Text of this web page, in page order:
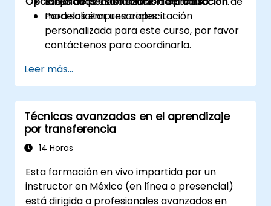
modelos empresariales.
Para solicitar una capacitación
personalizada para este curso, por favor
contáctenos para coordinarla.
Leer más...
Técnicas avanzadas en el aprendizaje
por transferencia
14 Horas
Esta formación en vivo impartida por un
instructor en México (en línea o presencial)
está dirigida a profesionales avanzados en